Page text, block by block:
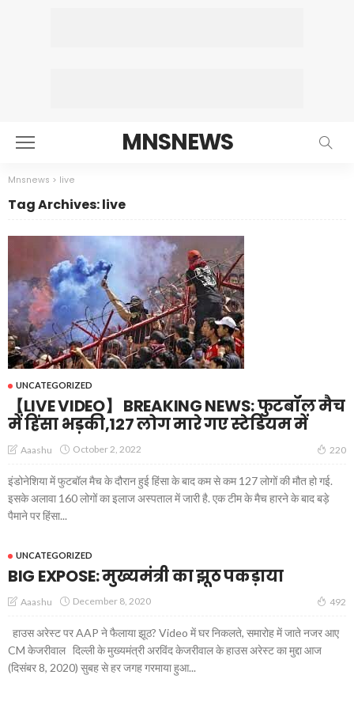
MNSNEWS
Mnsnews > live
Tag Archives: live
UNCATEGORIZED
【LIVE VIDEO】 BREAKING NEWS: फुटबॉल मैच
में हिंसा भड़की,127 लोग मारे गए स्टेडियम में
Aaashu October 2, 2022 220
इंडोनेशिया में फुटबॉल मैच के दौरान हुई हिंसा के बाद कम से कम 127 लोगों की मौत हो गई.
इसके अलावा 160 लोगों का इलाज अस्पताल में जारी है. एक टीम के मैच हारने के बाद बड़े
पैमाने पर हिंसा...
UNCATEGORIZED
BIG EXPOSE: मुख्यमंत्री का झूठ पकड़ाया
Aaashu December 8, 2020 492
हाउस अरेस्ट पर AAP ने फैलाया झूठ? Video में घर निकलते, समारोह में जाते नजर आए
CM केजरीवाल दिल्ली के मुख्यमंत्री अरविंद केजरीवाल के हाउस अरेस्ट का मुद्दा आज
(दिसंबर 8, 2020) सुबह से हर जगह गरमाया हुआ...